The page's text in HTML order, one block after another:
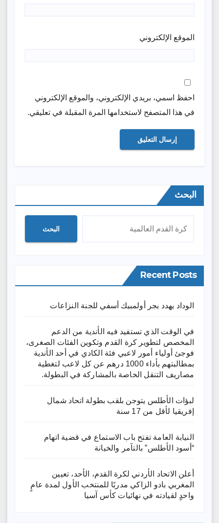
الموقع الإلكتروني
احفظ اسمي، بريدي الإلكتروني، والموقع الإلكتروني
في هذا المتصفح لاستخدامها المرة المقبلة في تعليقي.
البحث
البحث
Recent Posts
الوداد يهدد بجر أولمبيك أسفي للجنة النزاعات
في الوقت الذي تستفيد فيه الأندية من الدعم
المخصص لتطوير كرة القدم وتكوين الفئات الصغرى،
فوجئ أولياء أمور لاعبي فئة الكادي في أحد الأندية
بمطالبتهم بأداء 1000 درهم عن كل لاعب لتغطية
مصاريف التنقل الخاصة بالمشاركة في البطولة.
لبؤات الأطلس يتوجن بلقب بطولة اتحاد شمال
إفريقيا لأقل من 17 سنة
النيابة العامة تفتح باب الاستماع في قضية اتهام
“أسود الأطلس” بالتآمر والخيانة
أعلن الاتحاد الأردني لكرة القدم، الأحد، تعيين
المغربي بادو الزاكي مدربًا للمنتخب الأول لمدة عامٍ
واحدٍ لقيادته ​في نهائيات كأس آسيا